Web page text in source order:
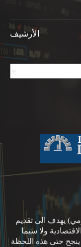
الأرشيف
يهدف الى تقديم
ولا سيما
ينجح حتى هذه اللحظة